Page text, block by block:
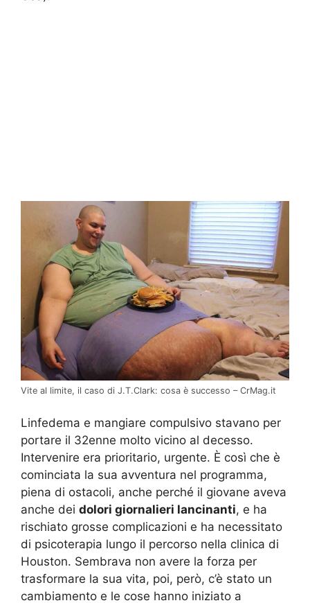
Vite al limite, il caso di J.T.Clark: cosa è successo – CrMag.it
Linfedema e mangiare compulsivo stavano per
portare il 32enne molto vicino al decesso.
Intervenire era prioritario, urgente. È così che è
cominciata la sua avventura nel programma,
piena di ostacoli, anche perché il giovane aveva
anche dei dolori giornalieri lancinanti, e ha
rischiato grosse complicazioni e ha necessitato
di psicoterapia lungo il percorso nella clinica di
Houston. Sembrava non avere la forza per
trasformare la sua vita, poi, però, c’è stato un
cambiamento e le cose hanno iniziato a